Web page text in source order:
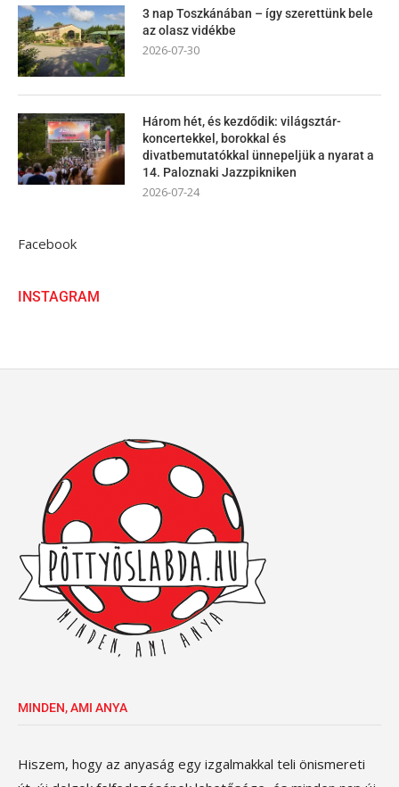
3 nap Toszkánában – így szerettünk bele
az olasz vidékbe
2026-07-30
Három hét, és kezdődik: világsztár-
koncertekkel, borokkal és
divatbemutatókkal ünnepeljük a nyarat a
14. Paloznaki Jazzpikniken
2026-07-24
Facebook
INSTAGRAM
MINDEN, AMI ANYA
Hiszem, hogy az anyaság egy izgalmakkal teli önismereti